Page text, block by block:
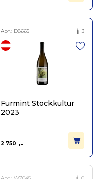
Арт.: D8665 3
Furmint Stockkultur
2023
2 750 грн.